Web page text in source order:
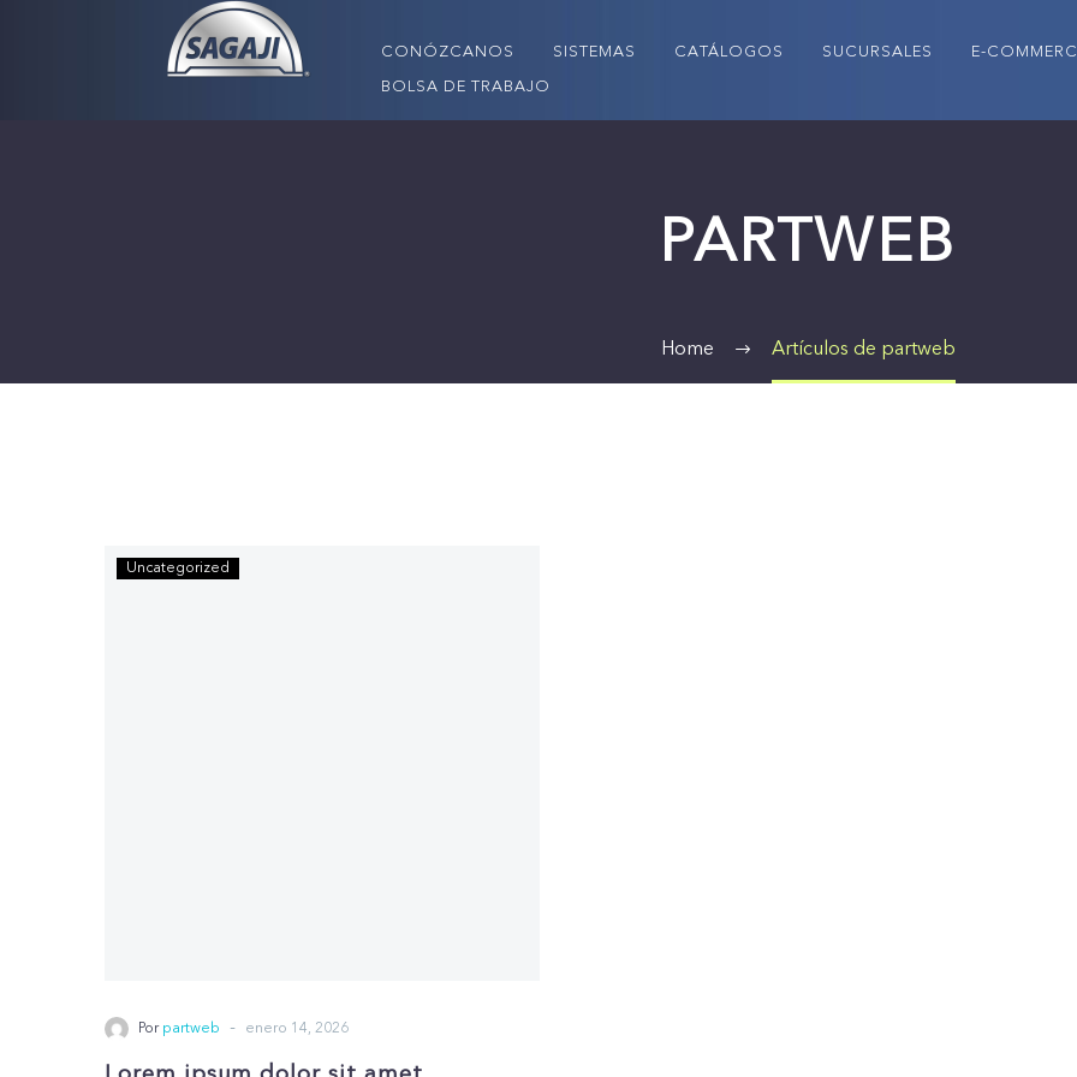
CONÓZCANOS SISTEMAS CATÁLOGOS SUCURSALES
E-
BOLSA DE TRABAJO
PARTWEB
Home Artículos de partweb
Uncategorized
Por partweb - enero 14, 2026